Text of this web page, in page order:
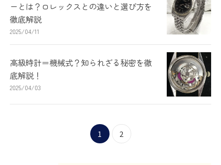
ーとは？ロレックスとの違いと選び方を
徹底解説
2025/04/11
高級時計＝機械式？知られざる秘密を徹
底解説！
2025/04/03
1 2